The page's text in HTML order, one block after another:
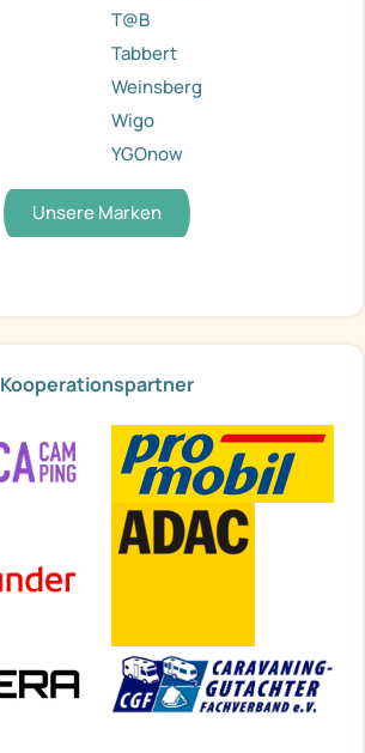
T@B
Tabbert
Weinsberg
Wigo
YGOnow
Unsere Marken
Kooperationspartner